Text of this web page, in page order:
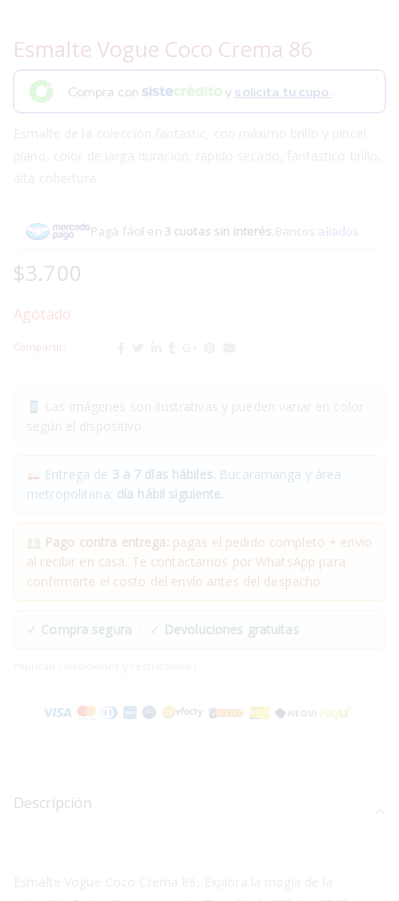
Esmalte Vogue Coco Crema 86
Compra con y solicita tu cupo.
Pagá fácil en 3 cuotas sin interés.Bancos aliados
$3.700
Agotado
Compartir:
Entrega de 3 a 7 días hábiles. Bucaramanga y área
metropolitana: día hábil siguiente.
Pago contra entrega: pagas el pedido completo + envío
al recibir en casa. Te contactamos por WhatsApp para
confirmarte el costo del envío antes del despacho.
✓ Compra segura · ✓ Devoluciones gratuitas
Descripción